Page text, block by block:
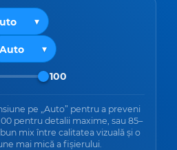
100
pe „Auto” pentru a preveni
pentru detalii maxime, sau 85–
mix între calitatea vizuală și o
mai mică a fișierului.